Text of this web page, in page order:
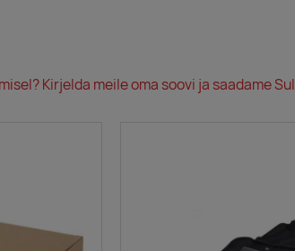
Kirjelda meile oma soovi ja saadame